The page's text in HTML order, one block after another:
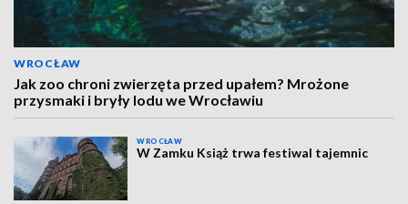
WROCŁAW
Jak zoo chroni zwierzęta przed upałem? Mrożone
przysmaki i bryły lodu we Wrocławiu
WROCŁAW
W Zamku Książ trwa festiwal tajemnic